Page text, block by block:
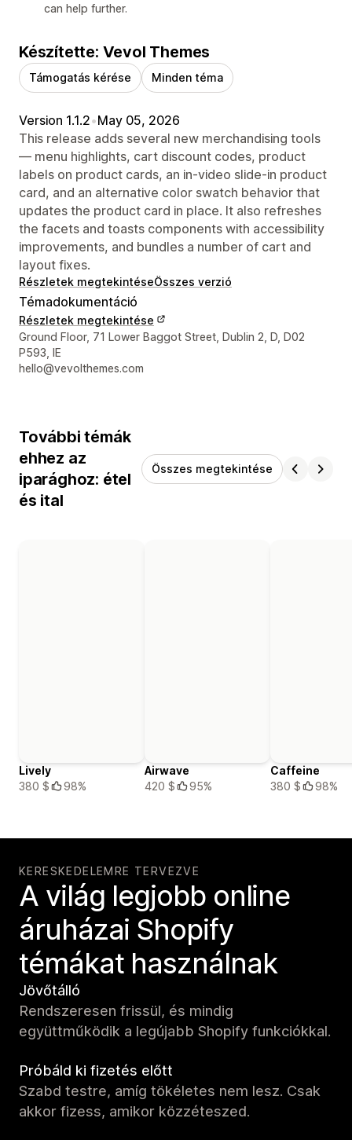
can help further.
Készítette: Vevol Themes
Támogatás kérése Minden téma
Version 1.1.2•May 05, 2026
This release adds several new merchandising tools
— menu highlights, cart discount codes, product
labels on product cards, an in-video slide-in product
card, and an alternative color swatch behavior that
updates the product card in place. It also refreshes
the facets and toasts components with accessibility
improvements, and bundles a number of cart and
layout fixes.
Részletek megtekintéseÖsszes verzió
Témadokumentáció
Részletek megtekintése
Dizájner kapcsolattartási adatai
Ground Floor, 71 Lower Baggot Street, Dublin 2, D, D02
P593, IE
hello@vevolthemes.com
További témák
ehhez az
iparághoz: étel
és ital
Összes megtekintése
Lively
380 $
98%
Airwave
420 $
95%
Caffeine
380 $
98%
KERESKEDELEMRE TERVEZVE
A világ legjobb online
áruházai Shopify
témákat használnak
Jövőtálló
Rendszeresen frissül, és mindig
együttműködik a legújabb Shopify funkciókkal.
Próbáld ki fizetés előtt
Szabd testre, amíg tökéletes nem lesz. Csak
akkor fizess, amikor közzéteszed.